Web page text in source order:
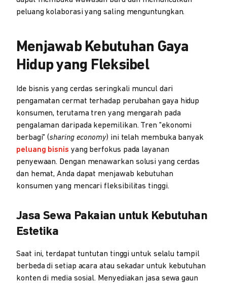
peluang kolaborasi yang saling menguntungkan.
Menjawab Kebutuhan Gaya
Hidup yang Fleksibel
Ide bisnis yang cerdas seringkali muncul dari
pengamatan cermat terhadap perubahan gaya hidup
konsumen, terutama tren yang mengarah pada
pengalaman daripada kepemilikan. Tren "ekonomi
berbagi" (sharing economy) ini telah membuka banyak
peluang bisnis yang berfokus pada layanan
penyewaan. Dengan menawarkan solusi yang cerdas
dan hemat, Anda dapat menjawab kebutuhan
konsumen yang mencari fleksibilitas tinggi.
Jasa Sewa Pakaian untuk Kebutuhan
Estetika
Saat ini, terdapat tuntutan tinggi untuk selalu tampil
berbeda di setiap acara atau sekadar untuk kebutuhan
konten di media sosial. Menyediakan jasa sewa gaun